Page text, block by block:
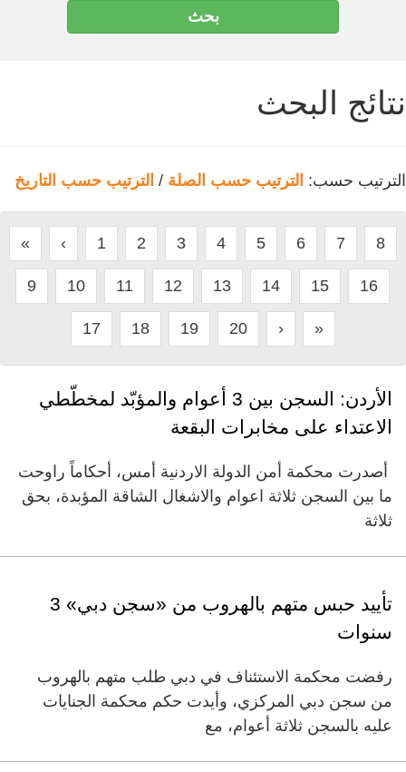
نتائج البحث
الترتيب حسب: الترتيب حسب الصلة / الترتيب حسب التاريخ
« ‹ 1 2 3 4 5 6 7 8
9 10 11 12 13 14 15 16
17 18 19 20 › »
الأردن: السجن بين 3 أعوام والمؤبّد لمخطّطي
الاعتداء على مخابرات البقعة
‏ أصدرت محكمة أمن الدولة الاردنية أمس، أحكاماً راوحت
ما بين السجن ثلاثة اعوام والاشغال الشاقة المؤبدة، بحق
ثلاثة
تأييد حبس متهم بالهروب من «سجن دبي» 3
سنوات
رفضت محكمة الاستئناف في دبي طلب متهم بالهروب
من سجن دبي المركزي، وأيدت حكم محكمة الجنايات
عليه بالسجن ثلاثة أعوام، مع